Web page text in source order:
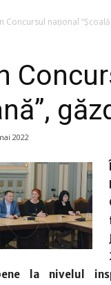
Concursul naţional
2022
la nivelul